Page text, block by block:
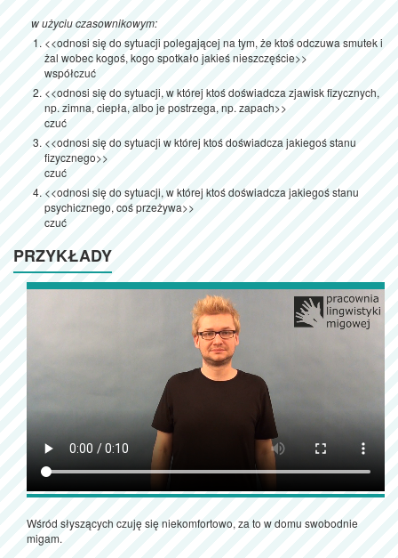
w użyciu czasownikowym:
<<odnosi się do sytuacji polegającej na tym, że ktoś odczuwa smutek i
żal wobec kogoś, kogo spotkało jakieś nieszczęście>>
współczuć
<<odnosi się do sytuacji, w której ktoś doświadcza zjawisk fizycznych,
np. zimna, ciepła, albo je postrzega, np. zapach>>
czuć
<<odnosi się do sytuacji w której ktoś doświadcza jakiegoś stanu
fizycznego>>
czuć
<<odnosi się do sytuacji, w której ktoś doświadcza jakiegoś stanu
psychicznego, coś przeżywa>>
czuć
PRZYKŁADY
Wśród słyszących czuję się niekomfortowo, za to w domu swobodnie
migam.